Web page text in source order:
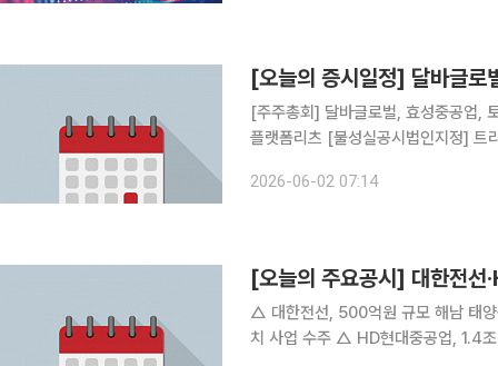
[오늘의 증시일정] 달바글로
[주주총회] 달바글로벌, 효성중공업,
플랫폼리츠 [불성실공시법인지정] 트
2026-06-02 07:14
[오늘의 주요공시] 대한전선
△ 대한전선, 500억원 규모 해남 태양광 전력망 수주 △ 엠앤씨솔루
치 사업 수주 △ HD현대중공업, 1.4조원 규모 VLGC 8척 수주 △ 애경케미칼, 김성완 신임 대표이